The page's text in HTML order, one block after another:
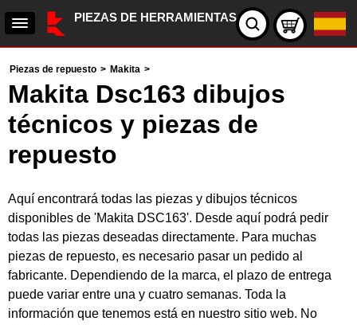
PIEZAS DE HERRAMIENTAS
Piezas de repuesto > Makita >
Makita Dsc163 dibujos
técnicos y piezas de
repuesto
Aquí encontrará todas las piezas y dibujos técnicos
disponibles de 'Makita DSC163'. Desde aquí podrá pedir
todas las piezas deseadas directamente. Para muchas
piezas de repuesto, es necesario pasar un pedido al
fabricante. Dependiendo de la marca, el plazo de entrega
puede variar entre una y cuatro semanas. Toda la
información que tenemos está en nuestro sitio web. No